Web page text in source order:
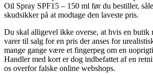
Oil Spray SPF15 – 150 ml før du bestiller,
skudsikker på at modtage den laveste pris.
Du skal alligevel ikke overse, at hvis en butik
varer til salg for en pris der anses for
mange gange være et fingerpeg om en
Handler med kort er dog indbefattet af en
os overfor falske online webshops.